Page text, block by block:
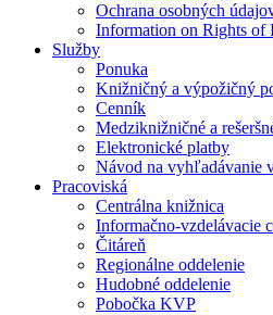
Ochrana osobných
Information on Rights of
Služby
Ponuka
Knižničný a výpožičný
Cenník
Medziknižničné a
Elektronické platby
Návod na vyhľadávanie
Pracoviská
Centrálna knižnica
Informačno-vzdelávacie
Čitáreň
Regionálne oddelenie
Hudobné oddelenie
Pobočka KVP